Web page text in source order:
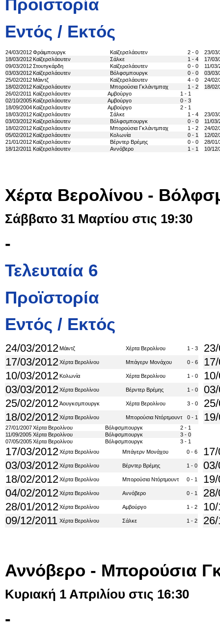
Προϊστορία
Εντός / Εκτός
24/03/2012Φράιμπουργκ Καϊζερσλάουτεν
2 - 0
18/03/2012 Καϊζερσλάουτεν Σάλκε
1 - 4
09/03/2012Στουτγκάρδη Καϊζερσλάουτεν
0 - 0
03/03/2012 Καϊζερσλάουτεν Βόλφσμπουργκ
0 - 0
25/02/2012Μάιντζ Καϊζερσλάουτεν
4 - 0
18/02/2012 Καϊζερσλάουτεν Μπορούσια Γκλάντμπαχ 1 - 2
23/03/
17/
11/03/
03/03/
24/02/
18/
26/02/2011 Καϊζερσλάουτεν Αμβούργο
1 - 1
02/10/2005 Καϊζερσλάουτεν Αμβούργο
0 - 3
18/09/2004Καϊζερσλάουτεν Αμβούργο
2 - 1
18/03/2012Καϊζερσλάουτεν Σάλκε
1 - 4
03/03/2012 Καϊζερσλάουτεν Βόλφσμπουργκ
0 - 0
18/02/2012Καϊζερσλάουτεν Μπορούσια Γκλάντμπαχ
1 - 2
05/02/2012 Καϊζερσλάουτεν Κολωνία
0 - 1
21/01/2012Καϊζερσλάουτεν Βέρντερ Βρέμης
0 - 0
18/12/2011 Καϊζερσλάουτεν Αννόβερο 1 - 1
23/03/
11/03/
24/02/
12/
28/01/
10/12/
Χέρτα Βερολίνου -
Σάββατο 31 Μαρτίου στις 19:30
-
Τελευταία 6
Προϊστορία
Εντός / Εκτός
24/03/2012Μάιντζ Χέρτα Βερολίνου 1 - 3
17/03/2012Χέρτα Βερολίνου Μπάγερν Μονάχου 0 - 6
10/03/2012Κολωνία Χέρτα Βερολίνου 1 - 0
03/03/2012Χέρτα Βερολίνου Βέρντερ Βρέμης 1 - 0
25/02/2012Άουγκσμπουργκ Χέρτα Βερολίνου 3 - 0
18/02/2012Χέρτα Βερολίνου Μπορούσια Ντόρτμουντ 0 - 1
27/01/2007Χέρτα Βερολίνου Βόλφσμπουργκ
2 - 1
11/09/2005 Χέρτα Βερολίνου Βόλφσμπουργκ
3 - 0
07/05/2005Χέρτα Βερολίνου Βόλφσμπουργκ 3 - 1
17/03/2012Χέρτα Βερολίνου Μπάγερν Μονάχου 0 - 6
03/03/2012Χέρτα Βερολίνου Βέρντερ Βρέμης 1 - 0
18/02/2012Χέρτα Βερολίνου Μπορούσια Ντόρτμουντ 0 - 1
04/02/2012Χέρτα Βερολίνου Αννόβερο 0 - 1
28/01/2012Χέρτα Βερολίνου Αμβούργο 1 - 2
09/12/2011 Χέρτα Βερολίνου Σάλκε 1 - 2
Αννόβερο - Μπορούσια
Κυριακή 1 Απριλίου στις 16:30
-